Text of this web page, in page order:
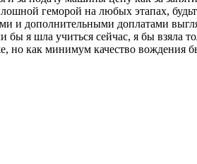
геморой на любых этапах,
и дополнительными доплатами
бы я шла учиться сейчас, я бы
но как минимум качество